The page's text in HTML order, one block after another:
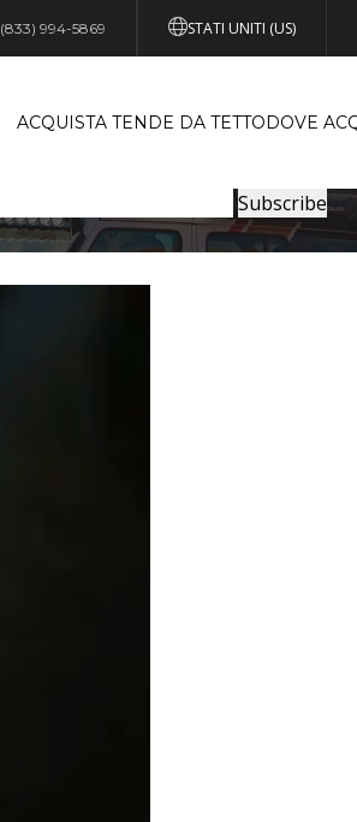
STATI UNITI (US)
(833) 994-5869
ACQUISTA TENDE DA TETTODOVE